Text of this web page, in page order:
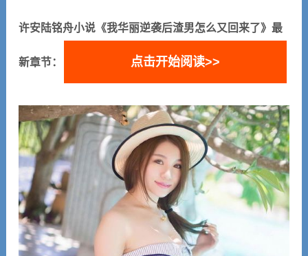
许安陆铭舟小说《我华丽逆袭后渣男怎么又回来了》最
新章节： 点击开始阅读>>